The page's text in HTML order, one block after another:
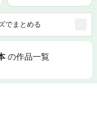
でまとめる
の作品一覧